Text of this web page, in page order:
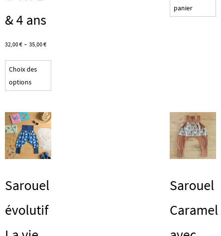
& 4 ans
32,00€ – 35,00€Plage
Choix des
options
Ce
variations.
options
peuvent
être
panier
Sarouel
évolutif
Sarouel
Caramel